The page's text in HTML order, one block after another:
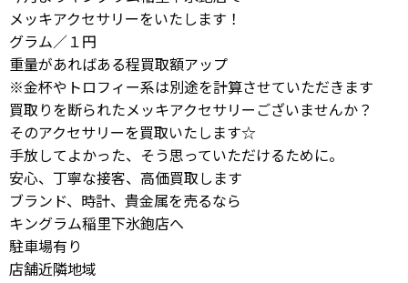
メッキアクセサリーをいたします！
グラム／１円
重量があればある程買取額アップ
※金杯やトロフィー系は別途を計算させていただきます
買取りを断られたメッキアクセサリーございませんか？
そのアクセサリーを買取いたします☆
手放してよかった、そう思っていただけるために。
安心、丁寧な接客、高価買取します
ブランド、時計、貴金属を売るなら
キングラム稲里下氷鉋店へ
駐車場有り
店舗近隣地域